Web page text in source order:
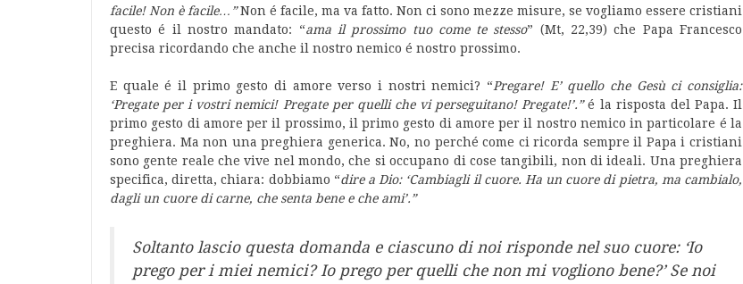
facile! Non è facile…”Non é facile, ma va fatto. Non ci sono mezze misure, se vogliamo essere cristiani
questo é il nostro mandato: “ama il prossimo tuo come te stesso” (Mt, 22,39) che Papa Francesco
precisa ricordando che anche il nostro nemico é nostro prossimo.
E quale é il primo gesto di amore verso i nostri nemici? “Pregare! E’ quello che Gesù ci consiglia:
‘Pregate per i vostri nemici! Pregate per quelli che vi perseguitano! Pregate!’.”é la risposta del Papa. Il
primo gesto di amore per il prossimo, il primo gesto di amore per il nostro nemico in particolare é la
preghiera. Ma non una preghiera generica. No, no perché come ci ricorda sempre il Papa i cristiani
sono gente reale che vive nel mondo, che si occupano di cose tangibili, non di ideali. Una preghiera
specifica, diretta, chiara: dobbiamo “dire a Dio: ‘Cambiagli il cuore. Ha un cuore di pietra, ma cambialo,
dagli un cuore di carne, che senta bene e che ami’.”
Soltanto lascio questa domanda e ciascuno di noi risponde nel suo cuore: ‘Io
prego per i miei nemici? Io prego per quelli che non mi vogliono bene?’ Se noi